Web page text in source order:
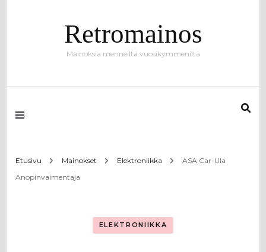
Retromainos
Mainoksia menneiltä vuosikymmeniltä
Etusivu Mainokset Elektroniikka
ASA Car-Ula
Anopinvaimentaja
ELEKTRONIIKKA